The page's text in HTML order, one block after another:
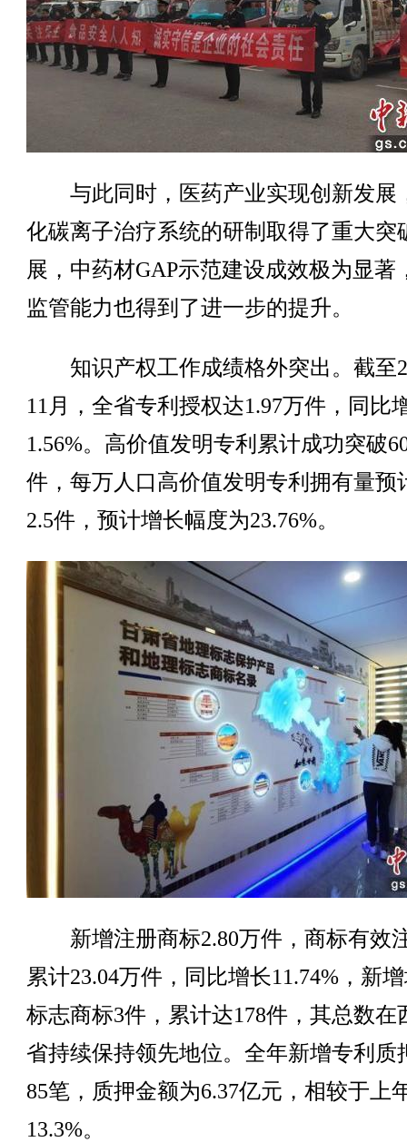
与此同时，医药产业实现创新发展
化碳离子治疗系统的研制取得了重大突
展，中药材GAP示范建设成效极为显著
监管能力也得到了进一步的提升。
知识产权工作成绩格外突出。截至
11月，全省专利授权达1.97万件，同比
1.56%。高价值发明专利累计成功突破
件，每万人口高价值发明专利拥有量预
2.5件，预计增长幅度为23.76%。
新增注册商标2.80万件，商标有效
累计23.04万件，同比增长11.74%，新
标志商标3件，累计达178件，其总数在
省持续保持领先地位。全年新增专利质
85笔，质押金额为6.37亿元，相较于上
13.3%。